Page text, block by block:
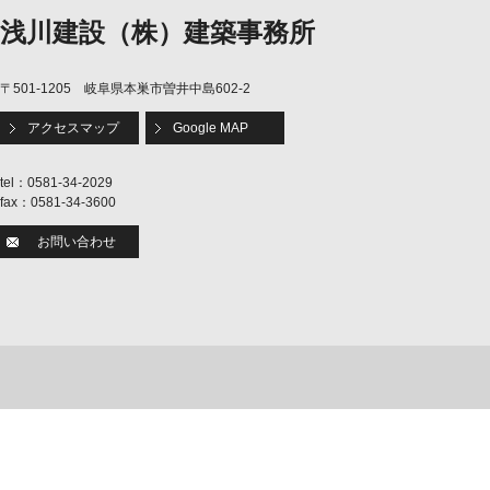
浅川建設（株）建築事務所
〒501-1205 岐阜県本巣市曽井中島602-2
アクセスマップ Google MAP
tel：0581-34-2029
fax：0581-34-3600
お問い合わせ